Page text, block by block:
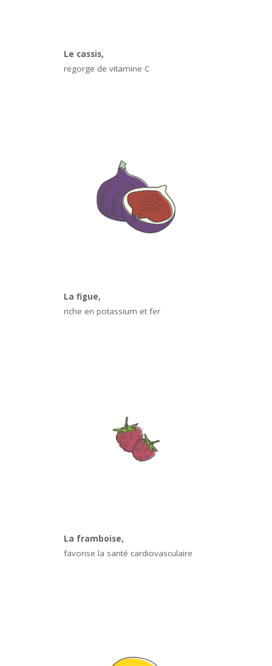
Le cassis,
regorge de vitamine C
La figue,
riche en potassium et fer
La framboise,
favorise la santé cardiovasculaire